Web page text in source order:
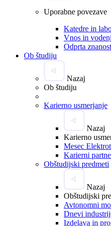
Uporabne povezave
Katedre in
Vnos in
Odprta znanost
Ob študiju
Nazaj
Ob študiju
Karierno usmerjanje
Nazaj
Karierno
Mesec
Karierni
Obštudijski predmeti
Nazaj
Obštudijski
Avtonomni
Dnevi
Izdelava in